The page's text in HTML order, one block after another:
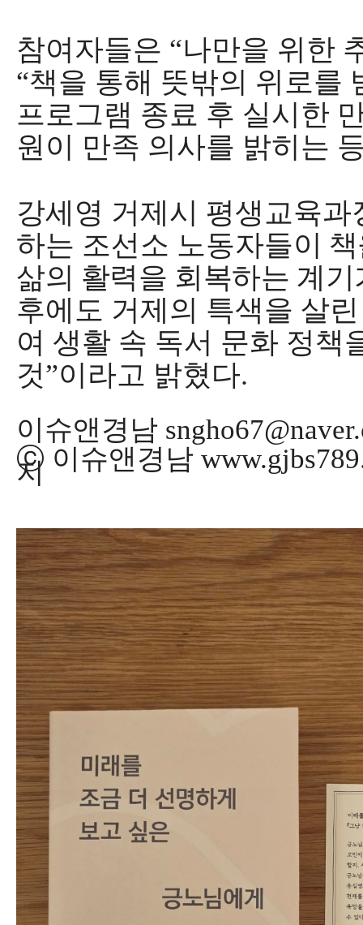
참여자들은 “나만을 위한
“책을 통해 뜻밖의 위로를
프로그램 종료 후 실시한
원이 만족 의사를 밝히는
강세영 거제시 평생교육과
하는 조선소 노동자들이
삶의 활력을 회복하는 계
후에도 거제의 특색을 살
여 생활 속 독서 문화 정책
것”이라고 밝혔다.
이슈앤경남
ⓒ 이슈앤경남
지